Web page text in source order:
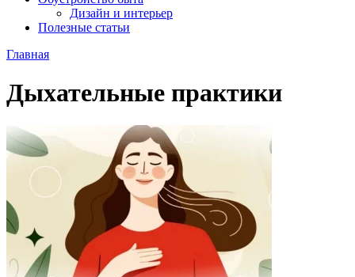
Дизайн и интерьер
Полезные статьи
Главная
Дыхательные практики